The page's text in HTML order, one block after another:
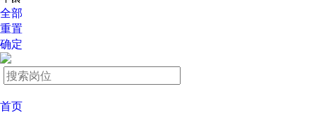
全部
重置
确定
首页